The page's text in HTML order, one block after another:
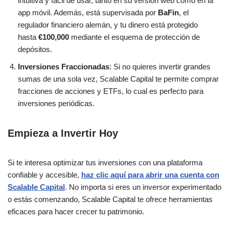
app móvil. Además, está supervisada por BaFin, el
regulador financiero alemán, y tu dinero está protegido
hasta €100,000 mediante el esquema de protección de
depósitos​.
Inversiones Fraccionadas: Si no quieres invertir grandes
sumas de una sola vez, Scalable Capital te permite comprar
fracciones de acciones y ETFs, lo cual es perfecto para
inversiones periódicas​.
Empieza a Invertir Hoy
Si te interesa optimizar tus inversiones con una plataforma
confiable y accesible, haz clic aquí para abrir una cuenta con
Scalable Capital. No importa si eres un inversor experimentado
o estás comenzando, Scalable Capital te ofrece herramientas
eficaces para hacer crecer tu patrimonio.